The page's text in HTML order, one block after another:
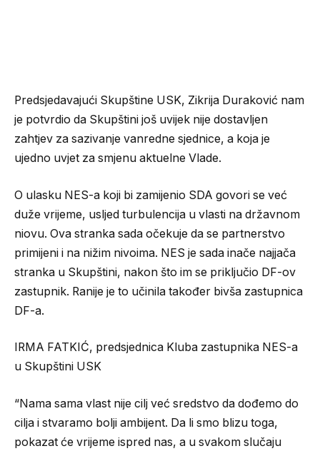
Predsjedavajući Skupštine USK, Zikrija Duraković nam
je potvrdio da Skupštini još uvijek nije dostavljen
zahtjev za sazivanje vanredne sjednice, a koja je
ujedno uvjet za smjenu aktuelne Vlade.
O ulasku NES-a koji bi zamijenio SDA govori se već
duže vrijeme, usljed turbulencija u vlasti na državnom
niovu. Ova stranka sada očekuje da se partnerstvo
primijeni i na nižim nivoima. NES je sada inače najjača
stranka u Skupštini, nakon što im se priključio DF-ov
zastupnik. Ranije je to učinila također bivša zastupnica
DF-a.
IRMA FATKIĆ, predsjednica Kluba zastupnika NES-a
u Skupštini USK
“Nama sama vlast nije cilj već sredstvo da dođemo do
cilja i stvaramo bolji ambijent. Da li smo blizu toga,
pokazat će vrijeme ispred nas, a u svakom slučaju